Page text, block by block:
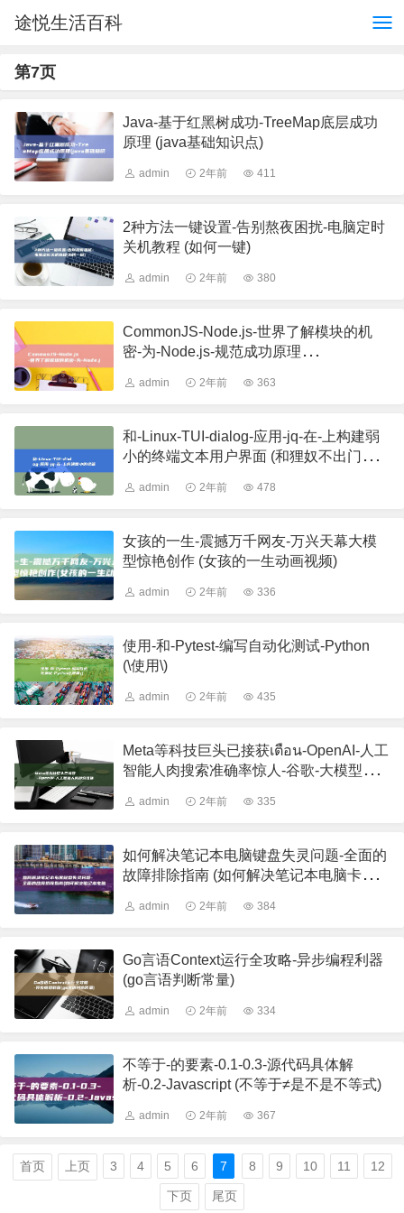
途悦生活百科
第7页
Java-基于红黑树成功-TreeMap底层成功
原理 (java基础知识点)
admin 2年前 411
2种方法一键设置-告别熬夜困扰-电脑定时
关机教程 (如何一键)
admin 2年前 380
CommonJS-Node.js-世界了解模块的机
密-为-Node.js-规范成功原理
admin 2年前 363
和-Linux-TUI-dialog-应用-jq-在-上构建弱
小的终端文本用户界面 (和狸奴不出门诗
admin 2年前 478
女孩的一生-震撼万千网友-万兴天幕大模
型惊艳创作 (女孩的一生动画视频)
admin 2年前 336
使用-和-Pytest-编写自动化测试-Python
(\使用\)
admin 2年前 435
Meta等科技巨头已接获เตือน-OpenAI-人工
智能人肉搜索准确率惊人-谷歌-大模型崛
admin 2年前 335
如何解决笔记本电脑键盘失灵问题-全面的
故障排除指南 (如何解决笔记本电脑卡顿
admin 2年前 384
Go言语Context运行全攻略-异步编程利器
(go言语判断常量)
admin 2年前 334
不等于-的要素-0.1-0.3-源代码具体解
析-0.2-Javascript (不等于≠是不是不等式)
admin 2年前 367
首页 上页 3 4 5 6 7 8 9 10 11 12
下页 尾页